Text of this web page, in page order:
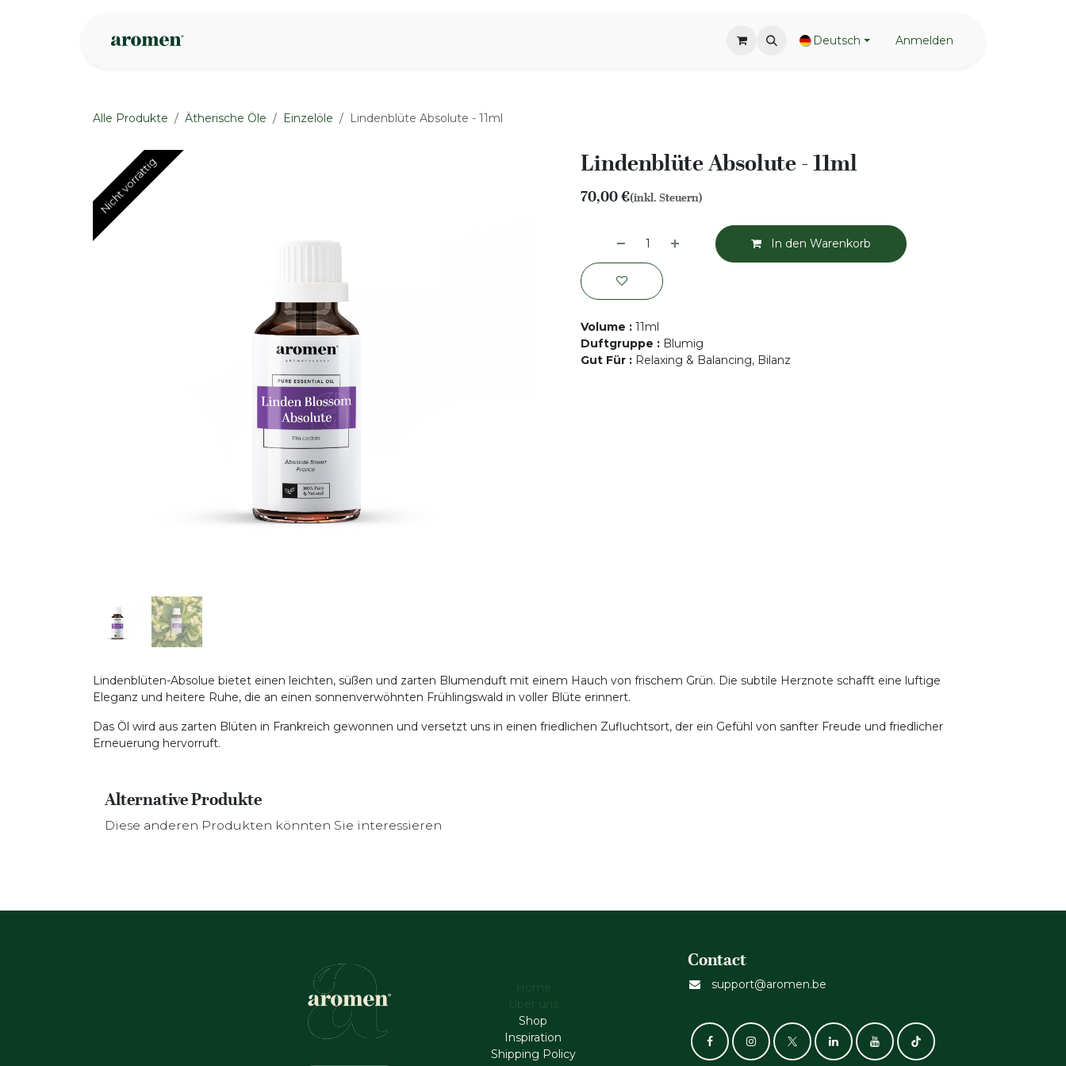
Deutsch Anmelden
Alle Produkte Ätherische Öle Einzelöle Lindenblüte Absolute - 11ml
Nicht vorrättig
Nicht vorrättig Lindenblüte Absolute - 11ml
70,00€(inkl. Steuern)
In den Warenkorb
Volume : 11ml
Duftgruppe : Blumig
Gut Für : Relaxing & Balancing, Bilanz
Lindenblüten-Absolue bietet einen leichten, süßen und zarten Blumenduft mit einem Hauch von frischem Grün. Die subtile Herznote schafft eine luftige
Eleganz und heitere Ruhe, die an einen sonnenverwöhnten Frühlingswald in voller Blüte erinnert.
Das Öl wird aus zarten Blüten in Frankreich gewonnen und versetzt uns in einen friedlichen Zufluchtsort, der ein Gefühl von sanfter Freude und friedlicher
Erneuerung hervorruft.
Alternative Produkte
Diese anderen Produkten könnten Sie interessieren
Home
Über uns
Shop
Inspiration
Shipping Policy
Contact
support@aromen.be